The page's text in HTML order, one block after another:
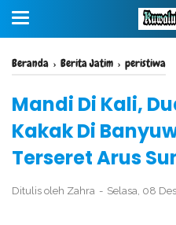
Beranda › Berita Jatim › peristiwa
Mandi Di Kali,
Kakak Di
Terseret Arus
Ditulis oleh Zahra Selasa, 08